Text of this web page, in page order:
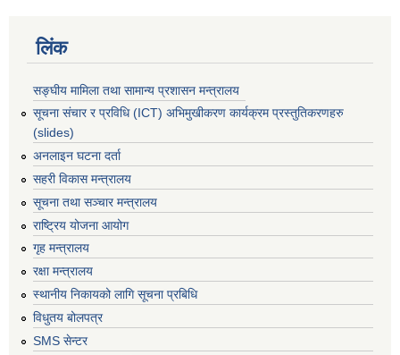
लिंक
सङ्घीय मामिला तथा सामान्य प्रशासन मन्त्रालय
सूचना संचार र प्रविधि (ICT) अभिमुखीकरण कार्यक्रम प्रस्तुतिकरणहरु
(slides)
अनलाइन घटना दर्ता
सहरी विकास मन्त्रालय
सूचना तथा सञ्चार मन्त्रालय
राष्ट्रिय योजना आयोग
गृह मन्त्रालय
रक्षा मन्त्रालय
स्थानीय निकायको लागि सूचना प्रबिधि
विधुतय बोलपत्र
SMS सेन्टर